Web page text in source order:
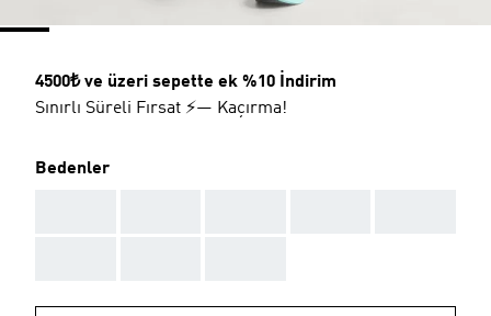
4500₺ ve üzeri sepette ek %10 İndirim
Sınırlı Süreli Fırsat ⚡— Kaçırma!
Bedenler